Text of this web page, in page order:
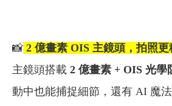
📸 2 億畫素 OIS 主鏡頭，拍照更
主鏡頭搭載 2 億畫素 + OIS 光學
動中也能捕捉細節，還有 AI 魔法